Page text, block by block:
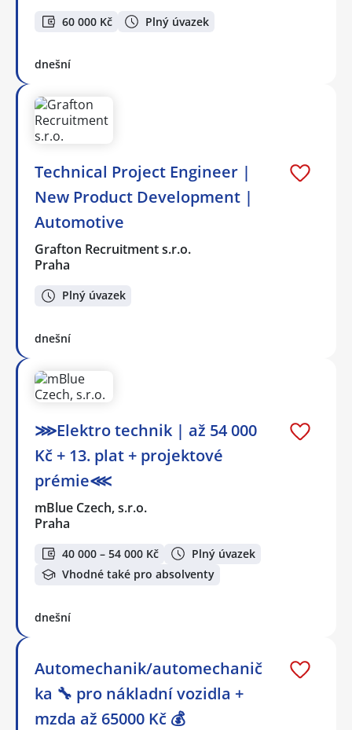
60 000 Kč Plný úvazek
dnešní
Technical Project Engineer |
New Product Development |
Automotive
Grafton Recruitment s.r.o.
Praha
Plný úvazek
dnešní
⋙Elektro technik | až 54 000
Kč + 13. plat + projektové
prémie⋘
mBlue Czech, s.r.o.
Praha
40 000 – 54 000 Kč
Plný úvazek
Vhodné také pro absolventy
dnešní
Automechanik/automechanič
ka 🔧 pro nákladní vozidla +
mzda až 65000 Kč 💰